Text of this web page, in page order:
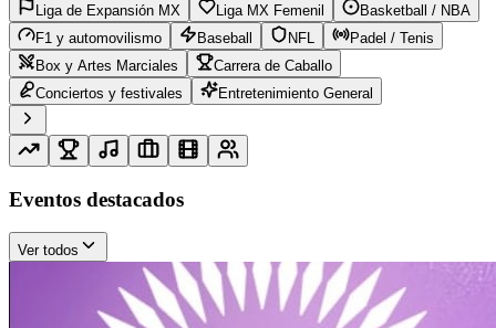
Liga de Expansión MX
Liga MX Femenil
Basketball / NBA
F1 y automovilismo
Baseball NFL
Padel / Tenis
Box y Artes Marciales
Carrera de Caballo
Conciertos y festivales
Entretenimiento General
Eventos destacados
Ver todos